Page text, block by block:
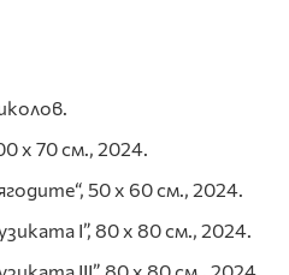
х 70 см., 2024.
50 х 60 см., 2024.
I”, 80 х 80 см., 2024.